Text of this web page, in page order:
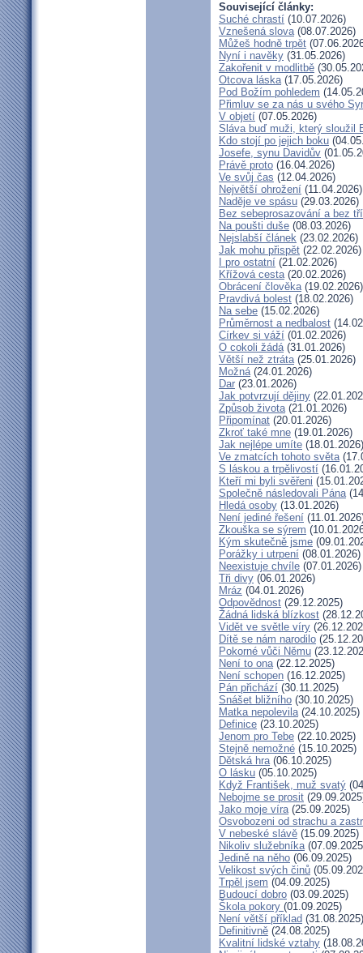
Související články:
Suché chrastí (10.07.2026)
Vznešená slova(08.07.2026)
Můžeš hodně trpět
Nyní i navěky (31.05.2026)
Zakořenit v modlitbě
Otcova láska(17.05.2026)
Pod Božím pohledem
Přimluv se za nás u svého
V objetí (07.05.2026)
Sláva buď muži, který sloužil
Kdo stojí po jejich boku
Josefe, synu Davidův
Právě proto (16.04.2026)
Ve svůj čas (12.04.2026)
Největší ohrožení (11.04.2026)
Naděje ve spásu (29.03.2026)
Bez sebeprosazování a bez
Na poušti duše (08.03.2026)
Nejslabší článek (23.02.2026)
Jak mohu přispět (22.02.2026)
I pro ostatní (21.02.2026)
Křížová cesta(20.02.2026)
Obrácení člověka(19.02.2026)
Pravdivá bolest (18.02.2026)
Na sebe (15.02.2026)
Průměrnost a nedbalost
Církev si váží (01.02.2026)
O cokoli žádá(31.01.2026)
Větší než ztráta(25.01.2026)
Možná(24.01.2026)
Dar (23.01.2026)
Jak potvrzují dějiny
Způsob života(21.01.2026)
Připomínat (20.01.2026)
Zkroť také mne (19.01.2026)
Jak nejlépe umíte (18.01.2026)
Ve zmatcích tohoto světa
S láskou a trpělivostí
Kteří mi byli svěřeni
Společně následovali Pána
Hledá osoby (13.01.2026)
Není jediné řešení
Zkouška se sýrem
Kým skutečně jsme
Porážky i utrpení (08.01.2026)
Neexistuje chvíle (07.01.2026)
Tři divy (06.01.2026)
Mráz (04.01.2026)
Odpovědnost (29.12.2025)
Žádná lidská blízkost
Vidět ve světle víry
Dítě se nám narodilo
Pokorné vůči Němu
Není to ona(22.12.2025)
Není schopen (16.12.2025)
Pán přichází (30.11.2025)
Snášet bližního (30.10.2025)
Matka nepolevila(24.10.2025)
Definice (23.10.2025)
Jenom pro Tebe (22.10.2025)
Stejně nemožné (15.10.2025)
Dětská hra(06.10.2025)
O lásku (05.10.2025)
Když František, muž svatý
Nebojme se prosit
Jako moje víra(25.09.2025)
Osvobozeni od strachu a
V nebeské slávě (15.09.2025)
Nikoliv služebníka
Jedině na něho (06.09.2025)
Velikost svých činů
Trpěl jsem (04.09.2025)
Budoucí dobro (03.09.2025)
Škola pokory (01.09.2025)
Není větší příklad (31.08.2025)
Definitivně (24.08.2025)
Kvalitní lidské vztahy